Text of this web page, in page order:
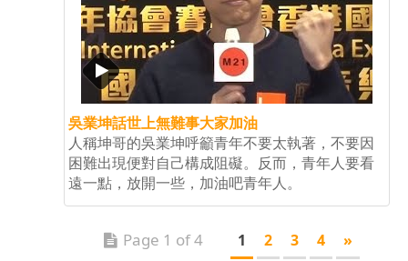
吳業坤話世上無難事大家加油
人稱坤哥的吳業坤呼籲青年不要太執著，不要因
困難出現便對自己構成阻礙。反而，青年人要看
遠一點，放開一些，加油吧青年人。
Page 1 of 4 1 2 3 4 »